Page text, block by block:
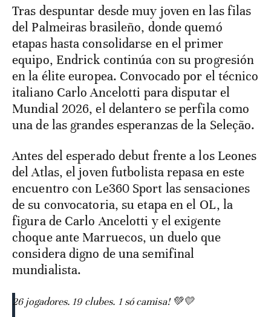
Tras despuntar desde muy joven en las filas
del Palmeiras brasileño, donde quemó
etapas hasta consolidarse en el primer
equipo, Endrick continúa con su progresión
en la élite europea. Convocado por el técnico
italiano Carlo Ancelotti para disputar el
Mundial 2026, el delantero se perfila como
una de las grandes esperanzas de la Seleção.
Antes del esperado debut frente a los Leones
del Atlas, el joven futbolista repasa en este
encuentro con Le360 Sport las sensaciones
de su convocatoria, su etapa en el OL, la
figura de Carlo Ancelotti y el exigente
choque ante Marruecos, un duelo que
considera digno de una semifinal
mundialista.
26 jogadores. 19 clubes. 1 só camisa! 💚💛